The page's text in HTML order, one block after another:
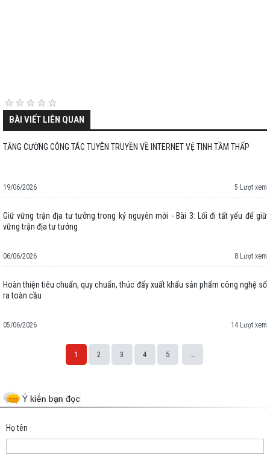
BÀI VIẾT LIÊN QUAN
TĂNG CƯỜNG CÔNG TÁC TUYÊN TRUYỀN VỀ INTERNET VỆ TINH TẦM THẤP
19/06/2026 5 Lượt xem
Giữ vững trận địa tư tưởng trong kỷ nguyên mới - Bài 3: Lối đi tất yếu để giữ
vững trận địa tư tưởng
06/06/2026 8 Lượt xem
Hoàn thiện tiêu chuẩn, quy chuẩn, thúc đẩy xuất khẩu sản phẩm công nghệ số
ra toàn cầu
05/06/2026 14 Lượt xem
1 2 3 4 5 ...
Họ tên